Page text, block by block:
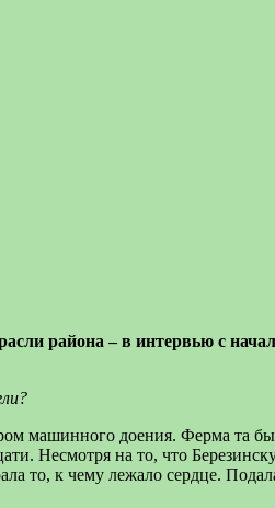
района – в интервью с
машинного доения. Ферма та
Несмотря на то, что
то, к чему лежало сердце.